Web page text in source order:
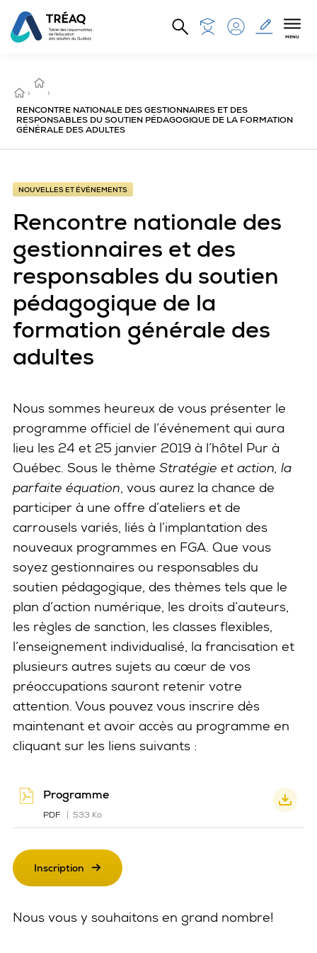
Aller au contenu principal
MENU
ACCUEIL
›
ET
ÉVÉNEMENTS
›
RENCONTRE NATIONALE DES GESTIONNAIRES ET DES
RESPONSABLES DU SOUTIEN PÉDAGOGIQUE DE LA FORMATION
GÉNÉRALE DES ADULTES
NOUVELLES ET ÉVÉNEMENTS
Rencontre nationale des
gestionnaires et des
responsables du soutien
pédagogique de la
formation générale des
adultes
Nous sommes heureux de vous présenter le
programme officiel de l’événement qui aura
lieu les 24 et 25 janvier 2019 à l’hôtel Pur à
Québec. Sous le thème Stratégie et action, la
parfaite équation, vous aurez la chance de
participer à une offre d’ateliers et de
carrousels variés, liés à l’implantation des
nouveaux programmes en FGA. Que vous
soyez gestionnaires ou responsables du
soutien pédagogique, des thèmes tels que le
plan d’action numérique, les droits d’auteurs,
les règles de sanction, les classes flexibles,
l’enseignement individualisé, la francisation et
plusieurs autres sujets au cœur de vos
préoccupations sauront retenir votre
attention. Vous pouvez vous inscrire dès
maintenant et avoir accès au programme en
cliquant sur les liens suivants :
Programme
PDF 533 Ko
Inscription
Nous vous y souhaitons en grand nombre!